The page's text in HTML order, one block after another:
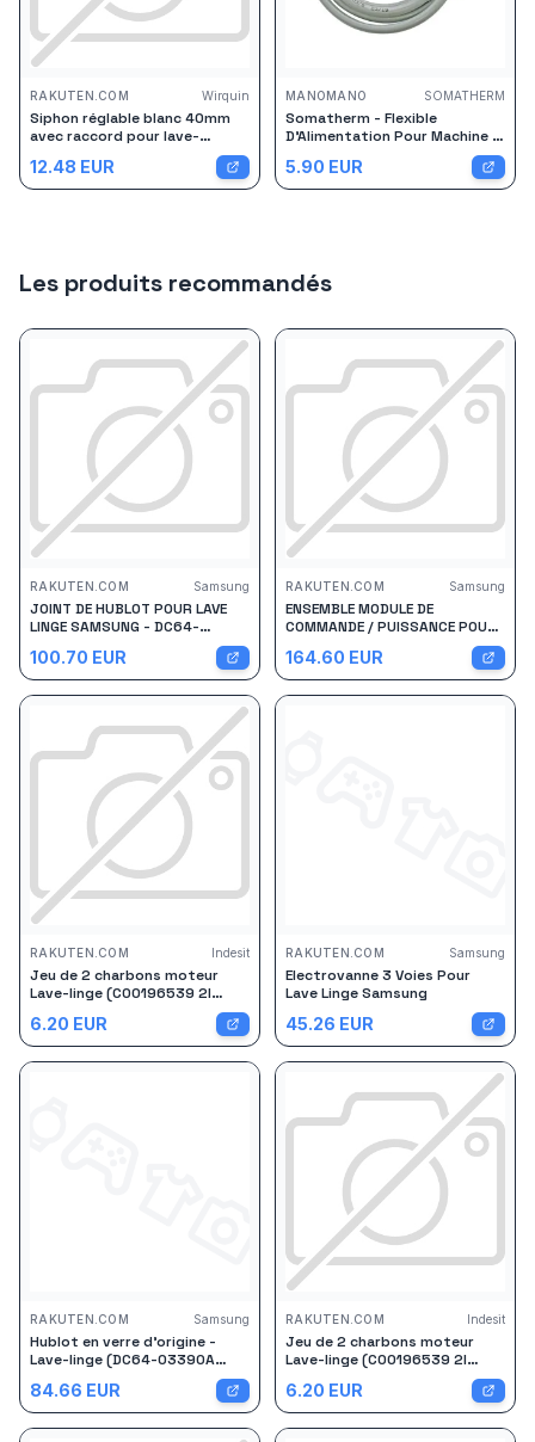
RAKUTEN.COM Wirquin
Siphon réglable blanc 40mm
avec raccord pour lave-
vaisselle ou machine à laver
Wirquin
12.48 EUR
MANOMANO SOMATHERM
Somatherm - Flexible
D'Alimentation Pour Machine À
Laver - Droit Et Coudé Ff3/4' -
L = 1,5m
5.90 EUR
Les produits recommandés
RAKUTEN.COM Samsung
JOINT DE HUBLOT POUR LAVE
LINGE SAMSUNG - DC64-
100.70 EUR
RAKUTEN.COM Samsung
ENSEMBLE MODULE DE
COMMANDE / PUISSANCE POUR
LAVE LINGE SAMSUNG - DC94-
06258A
164.60 EUR
RAKUTEN.COM Indesit
Jeu de 2 charbons moteur
Lave-linge (C00196539 2I
MARCHI FAR INDESIT PROLINE
AYA ARISTON HOTPOINT CANDY
HAIER SABA SCHOLTES VEDETTE
ARTHUR MARTIN WHIRLPOOL
6.20 EUR
RAKUTEN.COM Samsung
Electrovanne 3 Voies Pour
Lave Linge Samsung
45.26 EUR
RAKUTEN.COM Samsung
Hublot en verre d'origine -
Lave-linge (DC64-03390A
84.66 EUR
RAKUTEN.COM Indesit
Jeu de 2 charbons moteur
Lave-linge (C00196539 2I
MARCHI FAR INDESIT PROLINE
AYA ARISTON HOTPOINT CANDY
HAIER SABA SCHOLTES VEDETTE
ARTHUR MARTIN WHIRLPOOL
6.20 EUR